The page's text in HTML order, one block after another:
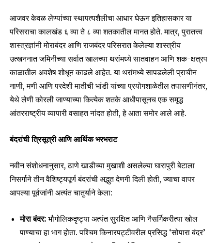
आजवर केवळ लेण्यांच्या स्थापत्यशैलीचा आधार घेऊन इतिहासकार या
परिसराचा कालखंड ६ व्या ते ८ व्या शतकातील मानत होते. मात्र, पुरातत्त्व
शास्त्रज्ञांनी मोराबंदर आणि राजबंदर परिसरात केलेल्या शास्त्रीय
उत्खननात जमिनीच्या सर्वात खालच्या थरांमध्ये सातवाहन आणि शक-क्षत्रप
काळातील अवशेष शोधून काढले आहेत. या थरांमध्ये सापडलेली प्राचीन
नाणी, मणी आणि परदेशी मातीची भांडी यांच्या प्रयोगशाळेतील तपासणीनंतर,
येथे लेणी कोरली जाण्याच्या कित्येक शतके आधीपासूनच एक समृद्ध
आंतरराष्ट्रीय व्यापारी वसाहत नांदत होती, हे आता समोर आले आहे.
बंदरांची त्रिसूत्री आणि आर्थिक भरभराट
नवीन संशोधनानुसार, ठाणे खाडीच्या मुखाशी असलेल्या घारापुरी बेटाला
निसर्गाने तीन वैशिष्ट्यपूर्ण बंदरांची अद्भुत देणगी दिली होती, ज्याचा वापर
आपल्या पूर्वजांनी अत्यंत चातुर्याने केला:
मोरा बंदर: भौगोलिकदृष्ट्या अत्यंत सुरक्षित आणि नैसर्गिकरीत्या खोल
पाण्याचा हा भाग होता. पश्चिम किनारपट्टीवरील प्रसिद्ध ‘सोपारा बंदर’